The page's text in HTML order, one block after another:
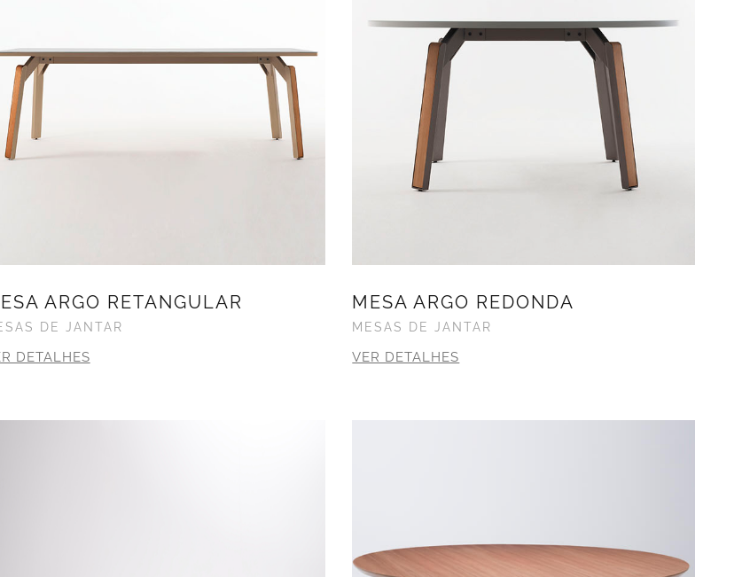
ARGO RETANGULAR
DE JANTAR
DETALHES
MESA ARGO REDONDA
MESAS DE JANTAR
VER DETALHES